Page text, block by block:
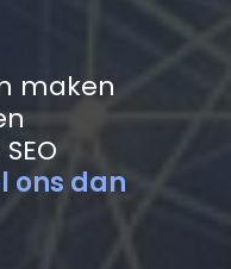
maken
ons dan